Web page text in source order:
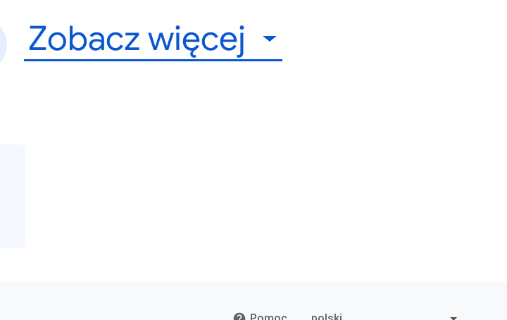
Zobacz więcej